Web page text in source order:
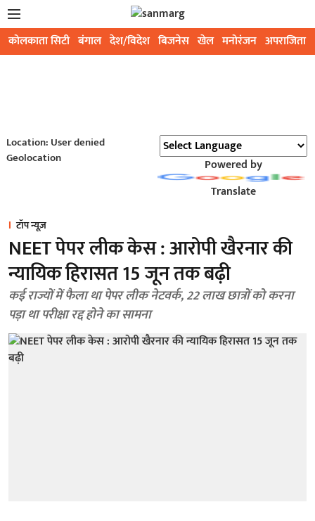
कोलकाता सिटी बंगाल देश/विदेश बिजनेस खेल मनोरंजन अपराजिता
Location: User denied
Geolocation
Powered by
Translate
टॉप न्यूज़
NEET पेपर लीक केस : आरोपी खैरनार की
न्यायिक हिरासत 15 जून तक बढ़ी
कई राज्यों में फैला था पेपर लीक नेटवर्क, 22 लाख छात्रों को करना
पड़ा था परीक्षा रद्द होने का सामना